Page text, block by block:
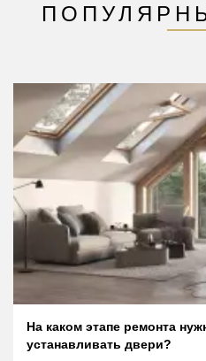
На каком этапе ремонта
устанавливать двери?